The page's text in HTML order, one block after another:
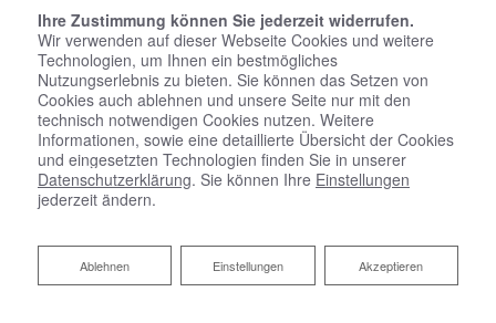
Ihre Zustimmung können Sie jederzeit widerrufen.
Wir verwenden auf dieser Webseite Cookies und weitere
Technologien, um Ihnen ein bestmögliches
Nutzungserlebnis zu bieten. Sie können das Setzen von
Cookies auch ablehnen und unsere Seite nur mit den
technisch notwendigen Cookies nutzen. Weitere
Informationen, sowie eine detaillierte Übersicht der Cookies
und eingesetzten Technologien finden Sie in unserer
Datenschutzerklärung. Sie können Ihre Einstellungen
jederzeit ändern.
Akzeptieren
Einstellungen
Ablehnen
Ablehnen